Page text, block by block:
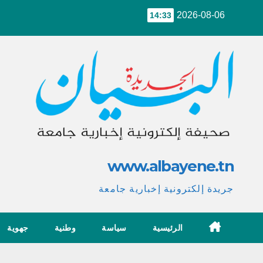
2026-08-06
14:33
www.albayene.tn
جريدة إلكترونية إخبارية جامعة
الرئيسية سياسة وطنية جهوية